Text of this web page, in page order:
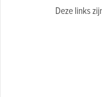
Deze links